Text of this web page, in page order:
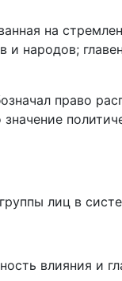
на
и народов;
право
лиц в
влияния и